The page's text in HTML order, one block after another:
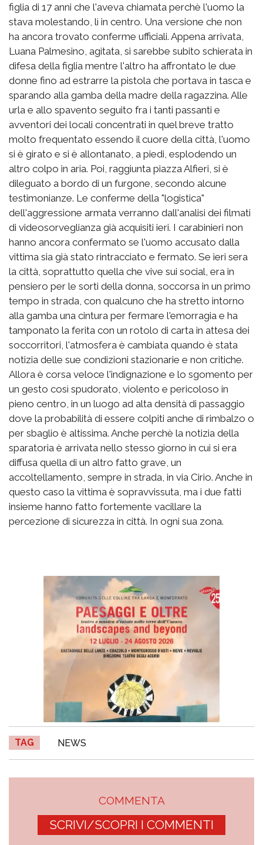
figlia di 17 anni che l'aveva chiamata perchè l'uomo la
stava molestando, lì in centro. Una versione che non
ha ancora trovato conferme ufficiali. Appena arrivata,
Luana Palmesino, agitata, si sarebbe subito schierata in
difesa della figlia mentre l'altro ha affrontato le due
donne fino ad estrarre la pistola che portava in tasca e
sparando alla gamba della madre della ragazzina. Alle
urla e allo spavento seguito fra i tanti passanti e
avventori dei locali concentrati in quel breve tratto
molto frequentato essendo il cuore della città, l'uomo
si è girato e si è allontanato, a piedi, esplodendo un
altro colpo in aria. Poi, raggiunta piazza Alfieri, si è
dileguato a bordo di un furgone, secondo alcune
testimonianze. Le conferme della "logistica"
dell'aggressione armata verranno dall'analisi dei filmati
di videosorveglianza già acquisiti ieri. I carabinieri non
hanno ancora confermato se l'uomo accusato dalla
vittima sia già stato rintracciato e fermato. Se ieri sera
la città, soprattutto quella che vive sui social, era in
pensiero per le sorti della donna, soccorsa in un primo
tempo in strada, con qualcuno che ha stretto intorno
alla gamba una cintura per fermare l'emorragia e ha
tamponato la ferita con un rotolo di carta in attesa dei
soccorritori, l'atmosfera è cambiata quando è stata
notizia delle sue condizioni stazionarie e non critiche.
Allora è corsa veloce l'indignazione e lo sgomento per
un gesto così spudorato, violento e pericoloso in
pieno centro, in un luogo ad alta densità di passaggio
dove la probabilità di essere colpiti anche di rimbalzo o
per sbaglio è altissima. Anche perchè la notizia della
sparatoria è arrivata nello stesso giorno in cui si era
diffusa quella di un altro fatto grave, un
accoltellamento, sempre in strada, in via Cirio. Anche in
questo caso la vittima è sopravvissuta, ma i due fatti
insieme hanno fatto fortemente vacillare la
percezione di sicurezza in città. In ogni sua zona.
TAG NEWS
COMMENTA
SCRIVI/SCOPRI I COMMENTI